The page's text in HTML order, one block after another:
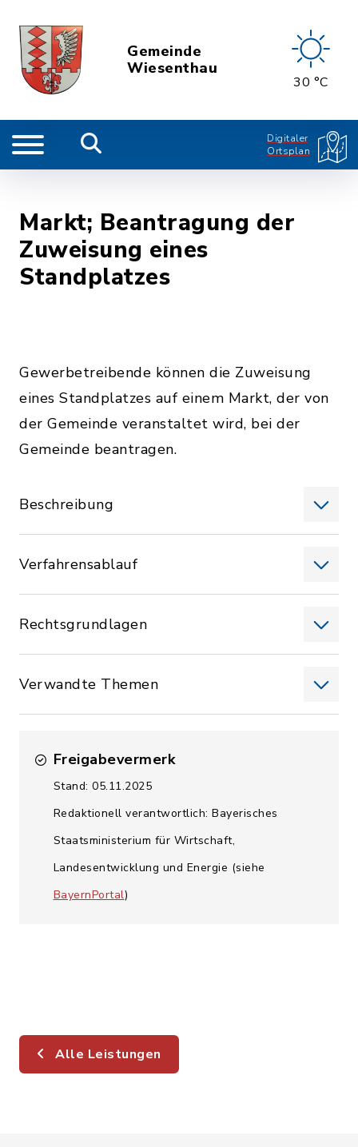
Gemeinde
Wiesenthau
30 °C
Digitaler
Ortsplan
Markt; Beantragung der
Zuweisung eines
Standplatzes
Gewerbetreibende können die Zuweisung
eines Standplatzes auf einem Markt, der von
der Gemeinde veranstaltet wird, bei der
Gemeinde beantragen.
Beschreibung
Verfahrensablauf
Rechtsgrundlagen
Verwandte Themen
Freigabevermerk
Stand: 05.11.2025
Redaktionell verantwortlich: Bayerisches
Staatsministerium für Wirtschaft,
Landesentwicklung und Energie (siehe
BayernPortal)
Alle Leistungen